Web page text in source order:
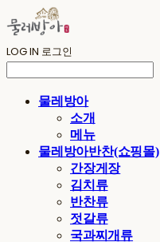
LOG IN 로그인
물레방아
소개
메뉴
물레방아반찬(쇼핑몰)
간장게장
김치류
반찬류
젓갈류
국과찌개류